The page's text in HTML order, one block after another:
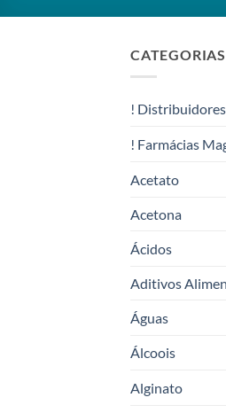
CATEGORIAS
! Distribuidores
! Farmácias
Acetato
Acetona
Ácidos
Aditivos
Águas
Álcoois
Alginato